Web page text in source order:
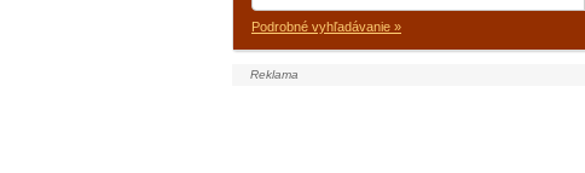
Podrobné vyhľadávanie »